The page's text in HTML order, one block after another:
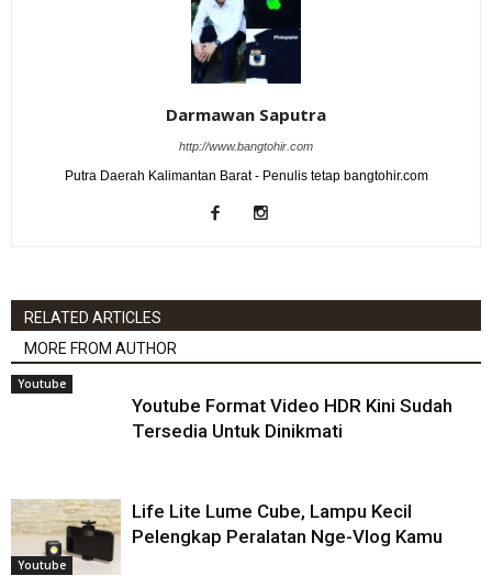
Darmawan Saputra
http://www.bangtohir.com
Putra Daerah Kalimantan Barat - Penulis tetap bangtohir.com
RELATED ARTICLES
MORE FROM AUTHOR
Youtube
Youtube Format Video HDR Kini Sudah
Tersedia Untuk Dinikmati
Youtube
Life Lite Lume Cube, Lampu Kecil
Pelengkap Peralatan Nge-Vlog Kamu